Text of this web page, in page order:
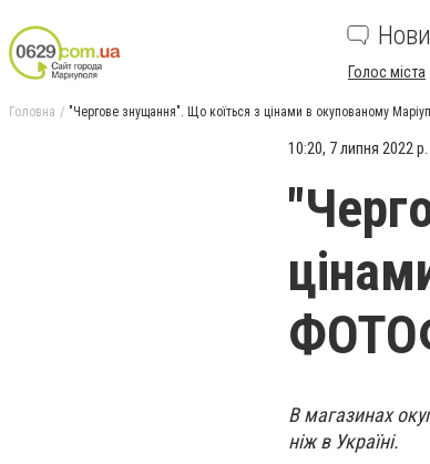
Голос міста
Головна "Чергове знущання". Що коїться з цінами в окупованому
10:20, 7 липня 2022 р.
В магазинах
ніж в Україні.